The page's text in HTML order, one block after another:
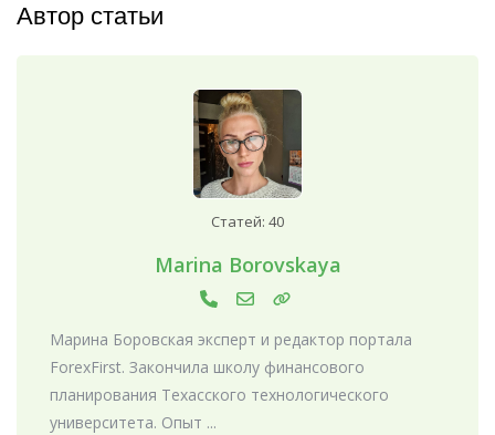
Автор статьи
Статей: 40
Marina Borovskaya
Марина Боровская эксперт и редактор портала
ForexFirst. Закончила школу финансового
планирования Техасского технологического
университета. Опыт ...